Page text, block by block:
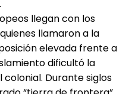
llegan con los
llamaron a la
elevada frente a
dificultó la
Durante siglos